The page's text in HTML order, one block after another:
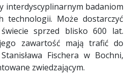
interdyscyplinarnym badaniom
technologii. Może dostarczyć
sprzed blisko 600 lat.
zawartość mają trafić do
Fischera w Bochni,
zwiedzającym.